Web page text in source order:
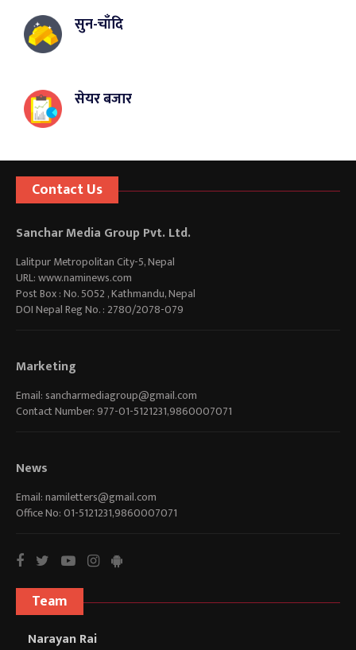
सुन-चाँदि
सेयर बजार
Contact Us
Sanchar Media Group Pvt. Ltd.
Lalitpur Metropolitan City-5, Nepal
URL: www.naminews.com
Post Box : No. 5052 , Kathmandu, Nepal
DOI Nepal Reg No. : 2780/2078-079
Marketing
Email: sancharmediagroup@gmail.com
Contact Number: 977-01-5121231,9860007071
News
Email:namiletters@gmail.com
Office No: 01-5121231,9860007071
Team
Narayan Rai